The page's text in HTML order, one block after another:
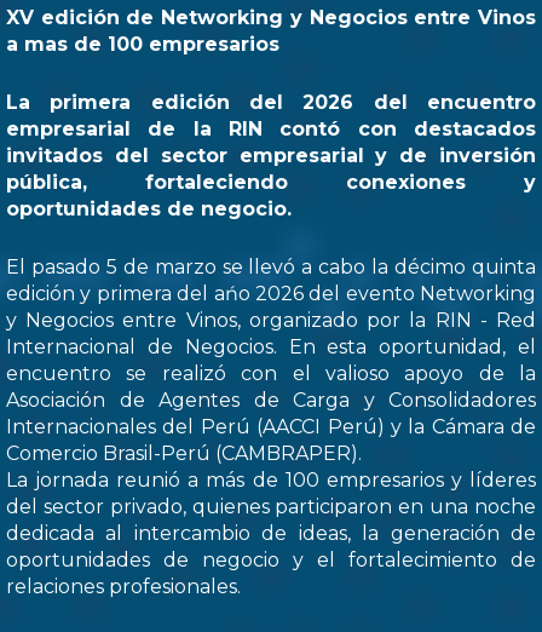
XV edición de Networking y Negocios entre Vinos
a mas de 100 empresarios
La primera edición del 2026 del encuentro
empresarial de la RIN contó con destacados
invitados del sector empresarial y de inversión
pública, fortaleciendo conexiones y
oportunidades de negocio.
El pasado 5 de marzo se llevó a cabo la décimo quinta
edición y primera del ańo 2026 del evento Networking
y Negocios entre Vinos, organizado por la RIN - Red
Internacional de Negocios. En esta oportunidad, el
encuentro se realizó con el valioso apoyo de la
Asociación de Agentes de Carga y Consolidadores
Internacionales del Perú (AACCI Perú) y la Cámara de
Comercio Brasil-Perú (CAMBRAPER).
La jornada reunió a más de 100 empresarios y líderes
del sector privado, quienes participaron en una noche
dedicada al intercambio de ideas, la generación de
oportunidades de negocio y el fortalecimiento de
relaciones profesionales.